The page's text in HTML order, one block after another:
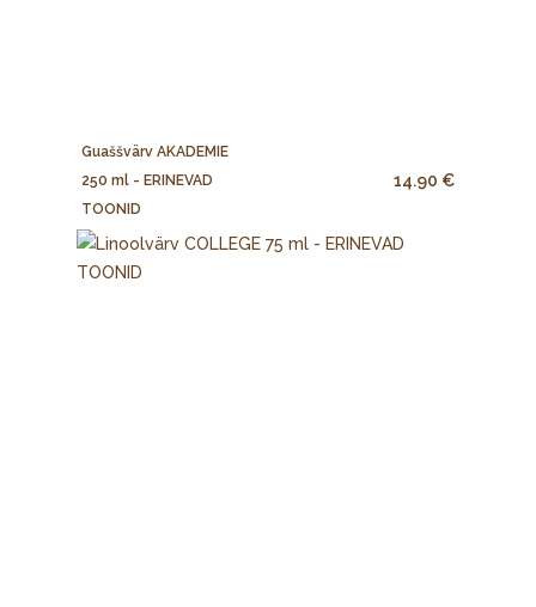
Guaššvärv AKADEMIE
250 ml - ERINEVAD
TOONID
14.90 €